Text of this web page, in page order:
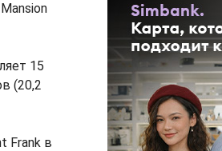
Mansion
15
(20,2
Frank в